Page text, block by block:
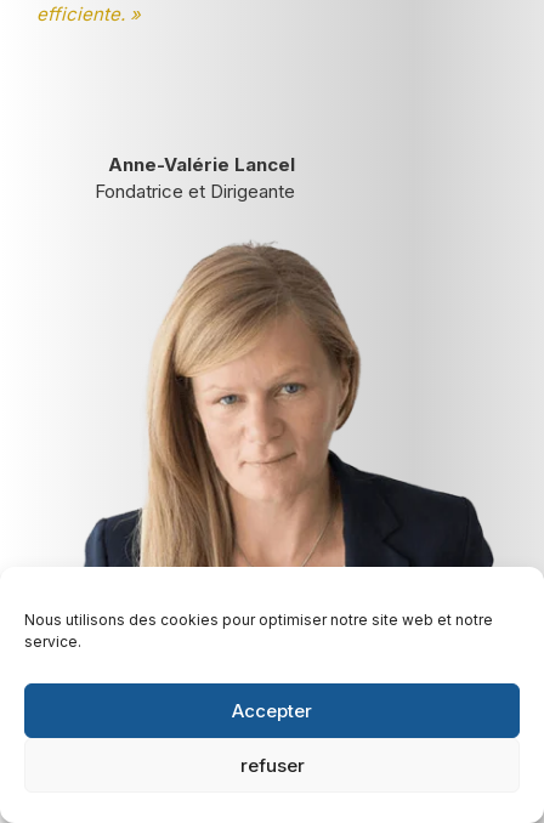
Nous utilisons des cookies pour optimiser notre site web et notre
service.
Accepter
refuser
efficiente. »
Anne-Valérie Lancel
Fondatrice et Dirigeante